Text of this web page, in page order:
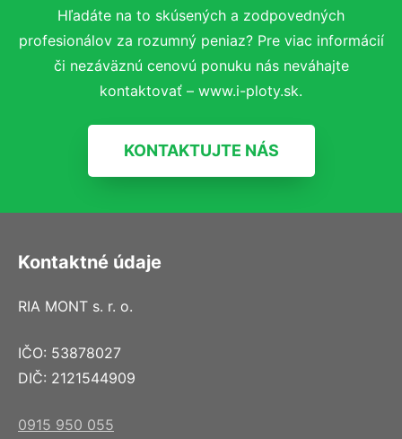
Hľadáte na to skúsených a zodpovedných
profesionálov za rozumný peniaz? Pre viac informácií
či nezáväznú cenovú ponuku nás neváhajte
kontaktovať – www.i-ploty.sk.
KONTAKTUJTE NÁS
Kontaktné údaje
RIA MONT s. r. o.
IČO: 53878027
DIČ: 2121544909
0915 950 055